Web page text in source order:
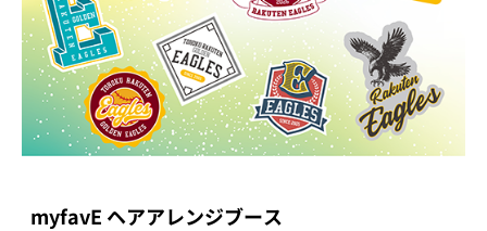
myfavE ヘアアレンジブース